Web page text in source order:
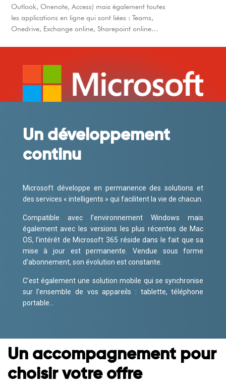
Outlook, Onenote, Access) mais également toutes
les applications en ligne qui sont liées : Teams,
Onedrive, Exchange online, Sharepoint online…
Un développement
continu
Microsoft développe en permanence des solutions et
des services « intelligents » qui facilitent la vie de chacun.
Compatible avec l’environnement Windows mais
également avec les versions les plus récentes de Mac
OS, l’intérêt de Microsoft 365 réside dans le fait que sa
mise à jour est permanente. Vendue sous forme
d’abonnement, son évolution est constante.
C’est également une solution mobile qui se synchronise
sur l’ensemble de vos appareils : tablette, téléphone
portable…
Un accompagnement pour
choisir votre offre